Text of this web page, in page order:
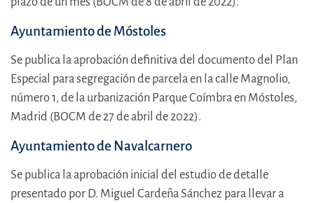
Ayuntamiento de Móstoles
Se publica la aprobación definitiva del documento del Plan
Especial para segregación de parcela en la calle Magnolio,
número 1, de la urbanización Parque Coímbra en Móstoles,
Madrid (BOCM de 27 de abril de 2022).
Ayuntamiento de Navalcarnero
Se publica la aprobación inicial del estudio de detalle
presentado por D. Miguel Cardeña Sánchez para llevar a